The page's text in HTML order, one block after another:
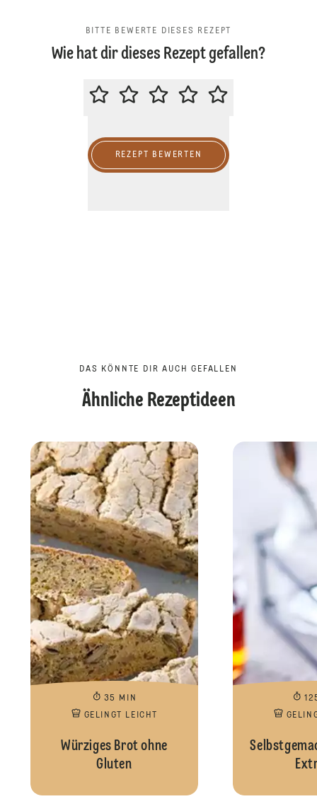
BITTE BEWERTE DIESES REZEPT
Wie hat dir dieses Rezept gefallen?
BITTE BEWERTE DIESES REZEPT
REZEPT BEWERTEN
DAS KÖNNTE DIR AUCH GEFALLEN
Ähnliche Rezeptideen
35 MIN
GELINGT LEICHT
Würziges Brot ohne
Gluten